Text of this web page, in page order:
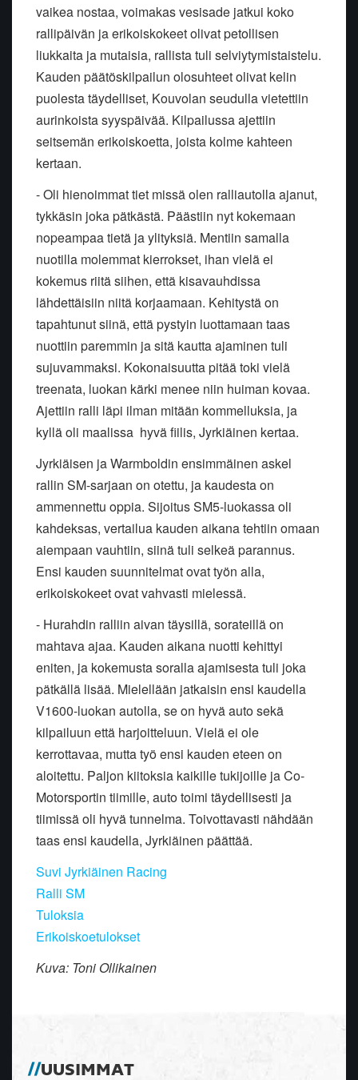
vaikea nostaa, voimakas vesisade jatkui koko
rallipäivän ja erikoiskokeet olivat petollisen
liukkaita ja mutaisia, rallista tuli selviytymistaistelu.
Kauden päätöskilpailun olosuhteet olivat kelin
puolesta täydelliset, Kouvolan seudulla vietettiin
aurinkoista syyspäivää. Kilpailussa ajettiin
seitsemän erikoiskoetta, joista kolme kahteen
kertaan.
- Oli hienoimmat tiet missä olen ralliautolla ajanut,
tykkäsin joka pätkästä. Päästiin nyt kokemaan
nopeampaa tietä ja ylityksiä. Mentiin samalla
nuotilla molemmat kierrokset, ihan vielä ei
kokemus riitä siihen, että kisavauhdissa
lähdettäisiin niitä korjaamaan. Kehitystä on
tapahtunut siinä, että pystyin luottamaan taas
nuottiin paremmin ja sitä kautta ajaminen tuli
sujuvammaksi. Kokonaisuutta pitää toki vielä
treenata, luokan kärki menee niin huiman kovaa.
Ajettiin ralli läpi ilman mitään kommelluksia, ja
kyllä oli maalissa hyvä fiilis, Jyrkiäinen kertaa.
Jyrkiäisen ja Warmboldin ensimmäinen askel
rallin SM-sarjaan on otettu, ja kaudesta on
ammennettu oppia. Sijoitus SM5-luokassa oli
kahdeksas, vertailua kauden aikana tehtiin omaan
aiempaan vauhtiin, siinä tuli selkeä parannus.
Ensi kauden suunnitelmat ovat työn alla,
erikoiskokeet ovat vahvasti mielessä.
- Hurahdin ralliin aivan täysillä, sorateillä on
mahtava ajaa. Kauden aikana nuotti kehittyi
eniten, ja kokemusta soralla ajamisesta tuli joka
pätkällä lisää. Mielellään jatkaisin ensi kaudella
V1600-luokan autolla, se on hyvä auto sekä
kilpailuun että harjoitteluun. Vielä ei ole
kerrottavaa, mutta työ ensi kauden eteen on
aloitettu. Paljon kiitoksia kaikille tukijoille ja Co-
Motorsportin tiimille, auto toimi täydellisesti ja
tiimissä oli hyvä tunnelma. Toivottavasti nähdään
taas ensi kaudella, Jyrkiäinen päättää.
Suvi Jyrkiäinen Racing
Ralli SM
Tuloksia
Erikoiskoetulokset
Kuva: Toni Ollikainen
UUSIMMAT